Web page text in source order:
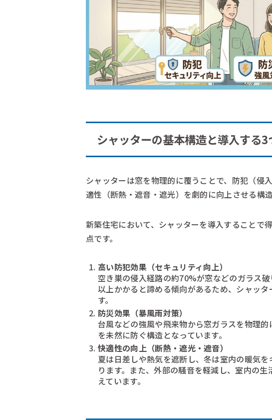
シャッターの基本構造と導入する
シャッターは窓を物理的に覆うことで、防犯（侵
適性（断熱・遮音・遮光）を劇的に向上させる構造
新築住宅において、シャッターを導入することで
点です。
高い防犯効果（セキュリティ向上）
空き巣の侵入経路の約70%が窓などのガラス
以上かかると諦める傾向があるため、シャッ
す。
防災効果（暴風雨対策）
台風などの強風や飛来物から窓ガラスを物理
を未然に防ぐ構造となっています。
快適性の向上（断熱・遮光・遮音）
夏は日差しや熱気を遮断し、冬は室内の暖気
ります。また、外部の騒音を軽減し、室内の
えています。